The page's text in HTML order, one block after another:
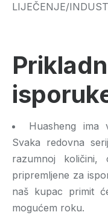
LIJEČENJE/
Huasheng ima
Svaka redovna
razumnoj
pripremljene za
naš kupac primit
mogućem roku.